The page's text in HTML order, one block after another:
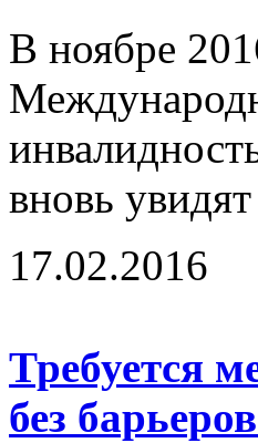
В ноябре
вновь
17.02.2016
Требуется
без